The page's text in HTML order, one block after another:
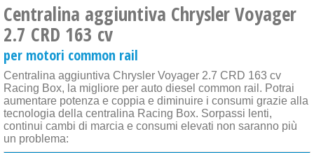
Centralina aggiuntiva Chrysler Voyager
2.7 CRD 163 cv
per motori common rail
Centralina aggiuntiva Chrysler Voyager 2.7 CRD 163 cv
Racing Box, la migliore per auto diesel common rail. Potrai
aumentare potenza e coppia e diminuire i consumi grazie alla
tecnologia della centralina Racing Box. Sorpassi lenti,
continui cambi di marcia e consumi elevati non saranno più
un problema: